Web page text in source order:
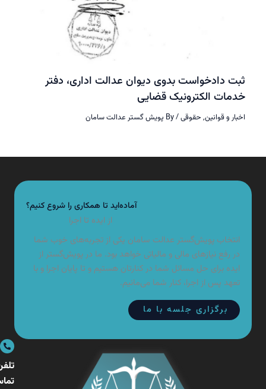
دادخواست بدوی دیوان عدالت اداری، دفتر
الکترونیک قضایی
و قوانین,حقوقی/ By پویش گستر عدالت سامان
آماده‌اید تا همکاری را شروع کنیم؟
از ایده تا اجرا
پویش‌گستر عدالت سامان یکی از تجربه‌های خوب شما
رفع نیازهای مالی و مالیاتی خواهد بود. ما در پویش‌گستر از
برای حل مسائل شما در کنارتان هستیم و تا پایان اجرا و با
پس از اجرا، کنار شما می‌مانیم.
برگزاری جلسه با ما